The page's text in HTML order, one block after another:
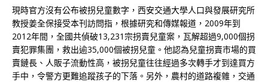
現時官方沒有公布被拐兒童數字，西安交通大學人口與發展研究所
教授姜全保接受本刊訪問指，根據研究和傳媒報道，2009年到
2012年間，全國共偵破13,231宗拐賣兒童案，瓦解超過9,000個拐
賣犯罪集團，救出逾35,000個被拐兒童。他認為兒童拐賣市場的買
賣鏈長、人販子流動性高，被拐兒童往往經過多次轉手才到達買方
手中，令警方更難追蹤孩子的下落。另外，農村的道路複雜，交通